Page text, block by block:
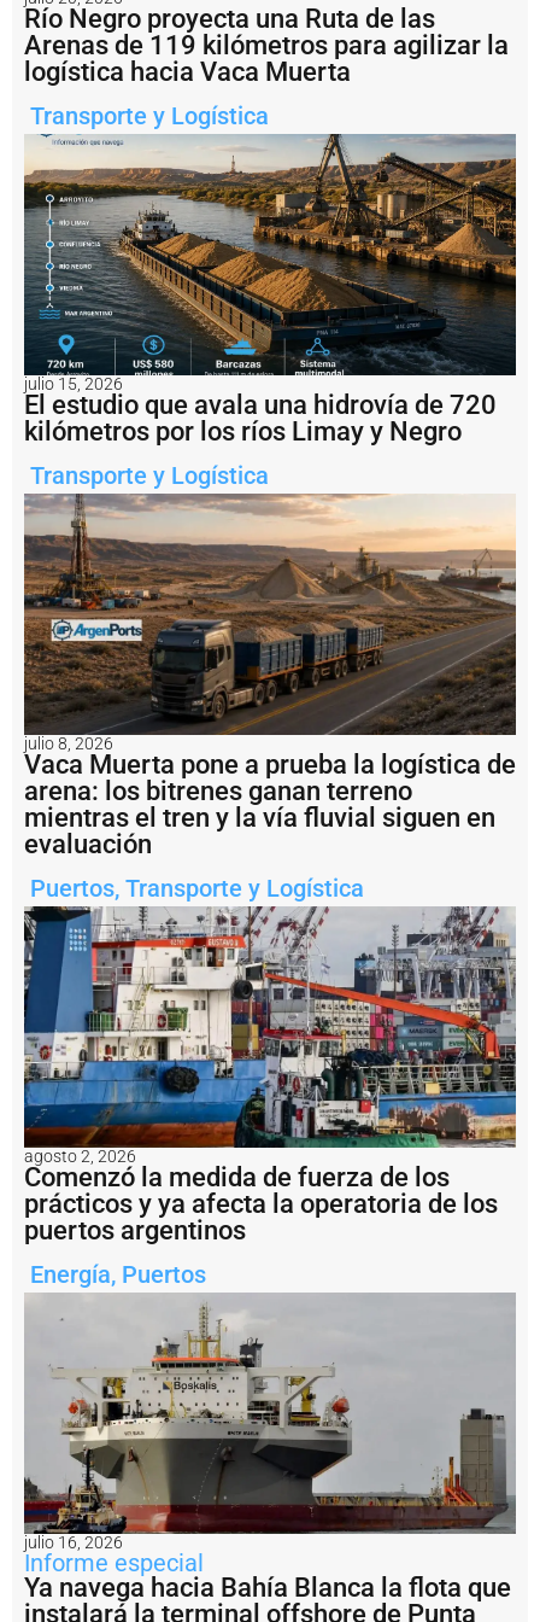
i
m
á
g
n
e
s
d
e
l
o
p
e
r
a
v
o
q
u
e
p
u
s
o
a
fl
o
t
e
a
l
b
u
q
u
e
q
u
e
i
n
s
t
a
a
r
á
l
a
t
u
b
e
rí
a
s
u
l
V
M
O
S
E
Río Negro proyecta una Ruta de las
Arenas de 119 kilómetros para agilizar la
logística hacia Vaca Muerta
Transporte y Logística
julio 15, 2026
El estudio que avala una hidrovía de 720
kilómetros por los ríos Limay y Negro
Transporte y Logística
julio 8, 2026
Vaca Muerta pone a prueba la logística de
arena: los bitrenes ganan terreno
mientras el tren y la vía fluvial siguen en
evaluación
Puertos, Transporte y Logística
agosto 2, 2026
Comenzó la medida de fuerza de los
prácticos y ya afecta la operatoria de los
puertos argentinos
Energía, Puertos
julio 16, 2026
Informe especial
Ya navega hacia Bahía Blanca la flota que
instalará la terminal offshore de Punta